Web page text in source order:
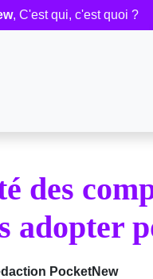
, C'est qui, c'est quoi ?
des
adopter
PocketNew